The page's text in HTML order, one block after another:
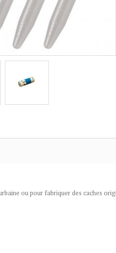
ou pour fabriquer des caches